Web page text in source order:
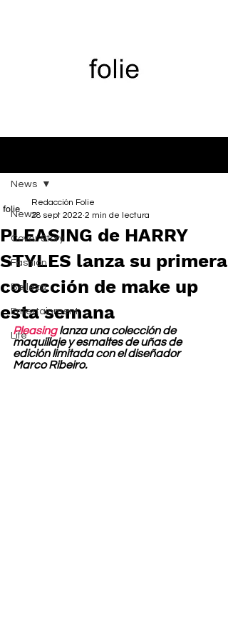
News
Cover Story
Fashion
Belleza
Entertainment
Life
News
PLEASING de HARRY
STYLES lanza su primera
colección de make up
esta semana
Redacción Folie
28 sept 2022 2 min de lectura
Pleasing lanza una colección de
maquillaje y esmaltes de uñas de
edición limitada con el diseñador
Marco Ribeiro.